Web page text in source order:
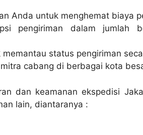
Anda untuk menghemat biaya
pengiriman dalam jumlah
memantau status pengiriman
cabang di berbagai kota
dan keamanan ekspedisi
lain, diantaranya :